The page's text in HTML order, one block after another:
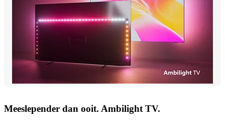
Meeslepender dan ooit. Ambilight TV.